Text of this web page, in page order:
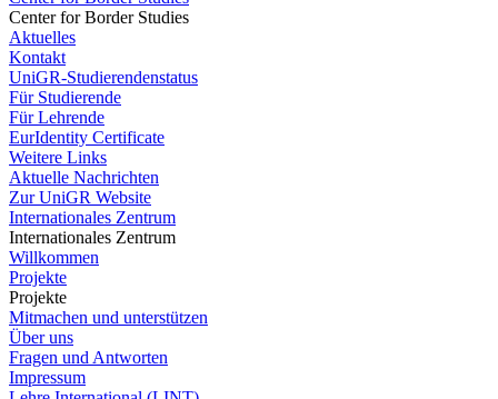
Center for Border Studies
Aktuelles
Kontakt
UniGR-Studierendenstatus
Für Studierende
Für Lehrende
EurIdentity Certificate
Weitere Links
Aktuelle Nachrichten
Zur UniGR Website
Internationales Zentrum
Internationales Zentrum
Willkommen
Projekte
Projekte
Mitmachen und unterstützen
Über uns
Fragen und Antworten
Impressum